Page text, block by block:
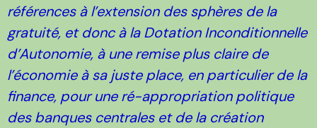
références à l’extension des sphères de la
gratuité, et donc à la Dotation Inconditionnelle
d’Autonomie, à une remise plus claire de
l’économie à sa juste place, en particulier de la
finance, pour une ré-appropriation politique
des banques centrales et de la création